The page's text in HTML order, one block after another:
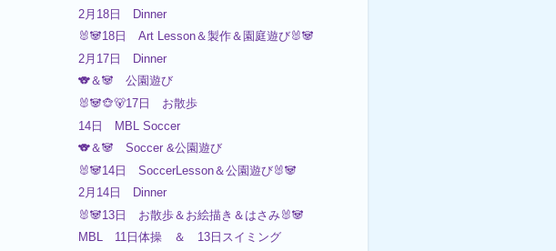
2月18日 Dinner
🐰🐼18日 Art Lesson＆製作＆園庭遊び🐰🐼
2月17日 Dinner
🐨＆🐼 公園遊び
🐰🐼🐵🐻17日 お散歩
14日 MBL Soccer
🐨＆🐼 Soccer &公園遊び
🐰🐼14日 SoccerLesson＆公園遊び🐰🐼
2月14日 Dinner
🐰🐼13日 お散歩＆お絵描き＆はさみ🐰🐼
MBL 11日体操 ＆ 13日スイミング